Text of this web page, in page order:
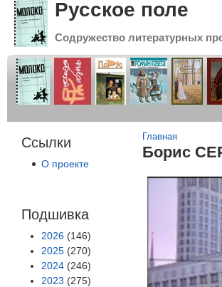
Русское поле
Содружество литературных
Ссылки
О проекте
Подшивка
2026 (146)
2025 (270)
2024 (246)
2023 (275)
Вы здесь
Главная
Борис